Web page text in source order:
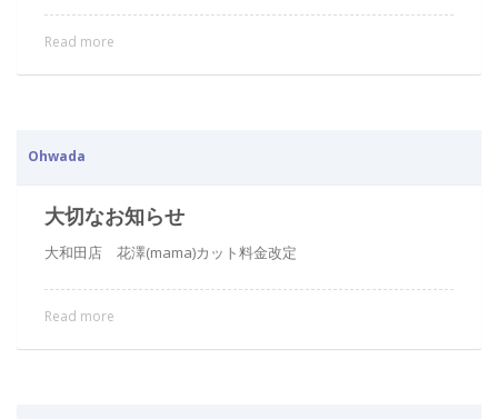
Read more
Ohwada
大切なお知らせ
大和田店 花澤(mama)カット料金改定
Read more